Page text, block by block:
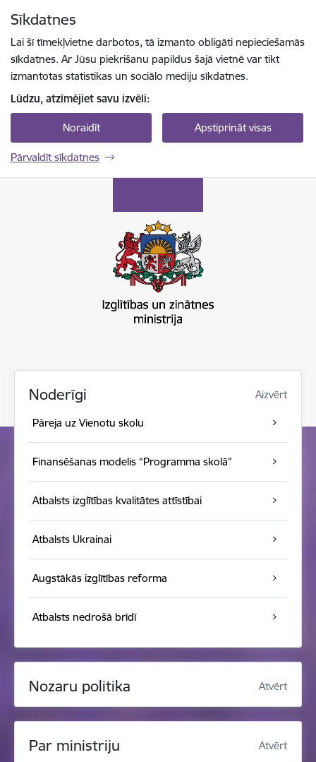
Sīkdatnes
Lai šī tīmekļvietne darbotos, tā izmanto obligāti nepieciešamās
sīkdatnes. Ar Jūsu piekrišanu papildus šajā vietnē var tikt
izmantotas statistikas un sociālo mediju sīkdatnes.
Lūdzu, atzīmējiet savu izvēli:
Noraidīt Apstiprināt visas
Pārvaldīt sīkdatnes
Noderīgi Aizvērt
Pāreja uz Vienotu skolu
Finansēšanas modelis “Programma skolā”
Atbalsts izglītības kvalitātes attīstībai
Atbalsts Ukrainai
Augstākās izglītības reforma
Atbalsts nedrošā brīdī
Nozaru politika Atvērt
Par ministriju Atvērt